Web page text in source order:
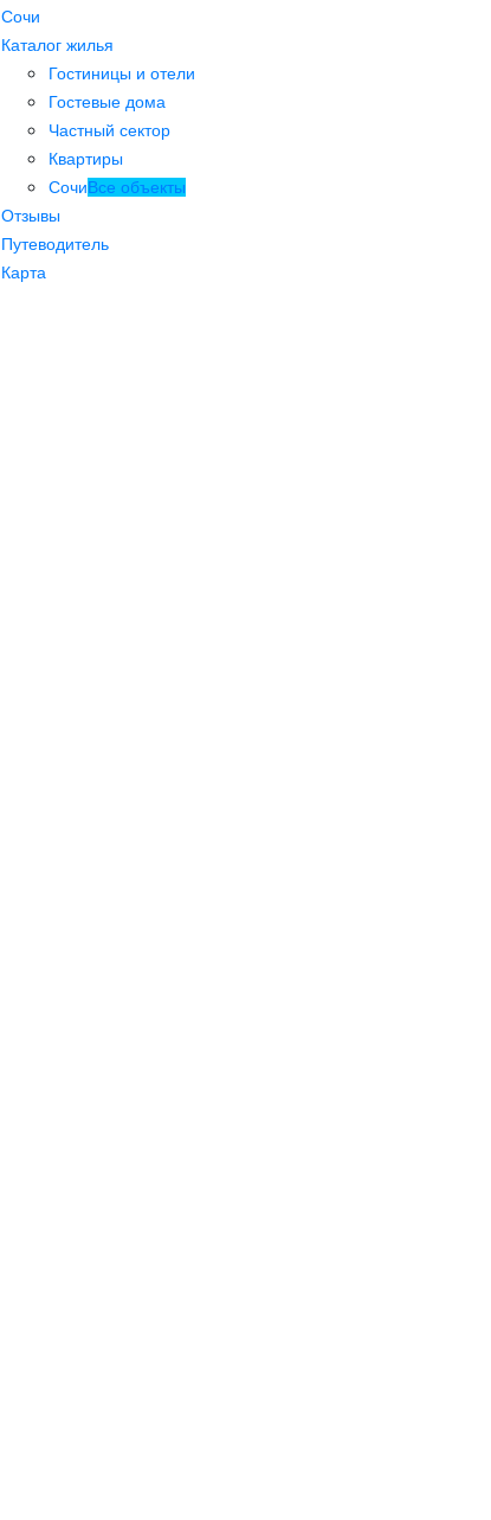
Сочи
Каталог жилья
Гостиницы и отели
Гостевые дома
Частный сектор
Квартиры
СочиВсе объекты
Отзывы
Путеводитель
Карта